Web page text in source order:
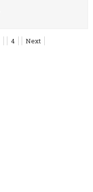
4 Next